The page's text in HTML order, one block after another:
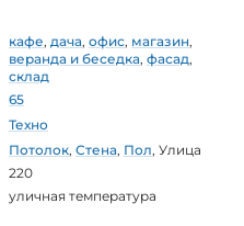
кафе, дача, офис, магазин,
веранда и беседка, фасад,
склад
65
Техно
Потолок, Стена, Пол, Улица
220
уличная температура